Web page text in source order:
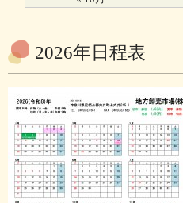
2026年日程表